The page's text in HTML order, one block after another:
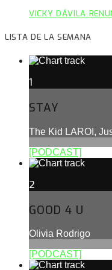
VICKY DÁVILA
LISTA DE LA SEMANA
1
STAY
The Kid LAROI,
[PODCAST]
2
GOOD 4 U
Olivia Rodrigo
[PODCAST]